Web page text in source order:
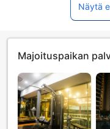
Näytä
Majoituspaikan